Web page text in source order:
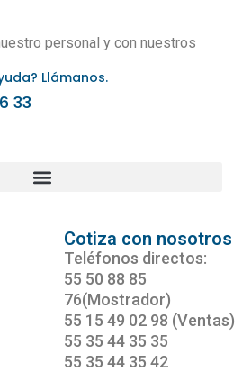
personal y con nuestros
Llámanos.
33
Cotiza con nosotros
Teléfonos directos:
55 50 88 85
76(Mostrador)
55 15 49 02 98 (Ventas)
55 35 44 35 35
55 35 44 35 42